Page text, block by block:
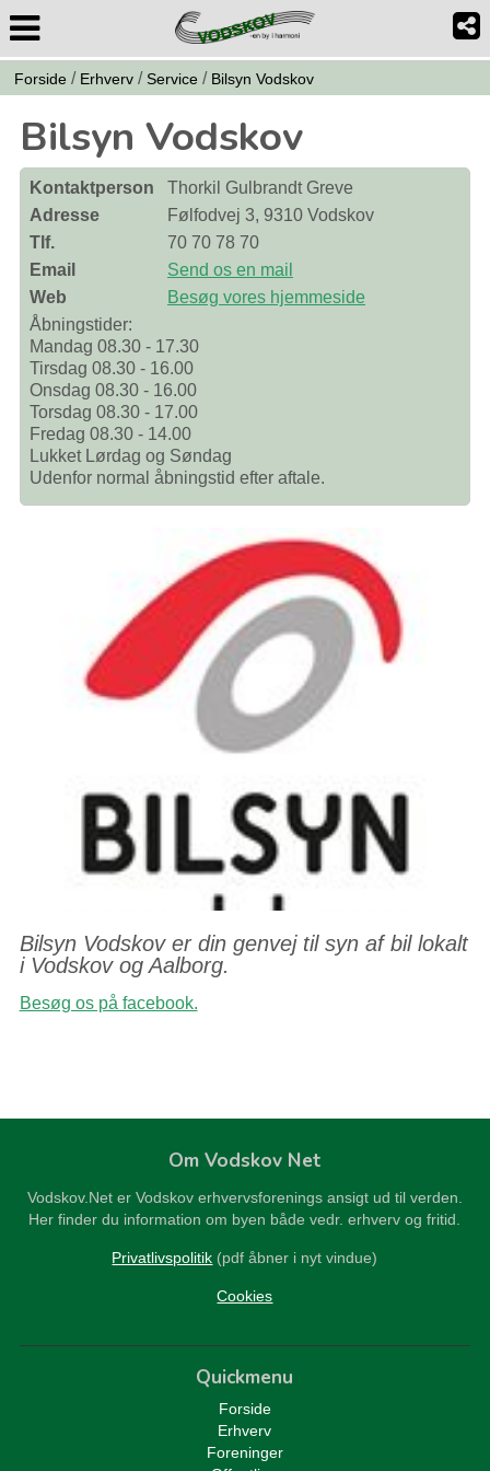
Forside / Erhverv / Service / Bilsyn Vodskov
Bilsyn Vodskov
Kontaktperson
Thorkil Gulbrandt Greve
Adresse
Følfodvej 3, 9310 Vodskov
Tlf.
70 70 78 70
Email
Send os en mail
Web
Besøg vores hjemmeside
Åbningstider:
Mandag 08.30 - 17.30
Tirsdag 08.30 - 16.00
Onsdag 08.30 - 16.00
Torsdag 08.30 - 17.00
Fredag 08.30 - 14.00
Lukket Lørdag og Søndag
Udenfor normal åbningstid efter aftale.
Bilsyn Vodskov er din genvej til syn af bil lokalt
i Vodskov og Aalborg.
Besøg os på facebook.
Om Vodskov Net
Vodskov.Net er Vodskov erhvervsforenings ansigt ud til verden.
Her finder du information om byen både vedr. erhverv og fritid.
Privatlivspolitik (pdf åbner i nyt vindue)
Cookies
Quickmenu
Forside
Erhverv
Foreninger